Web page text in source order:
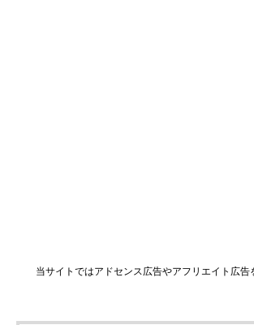
当サイトではアドセンス広告やアフリエイト広告